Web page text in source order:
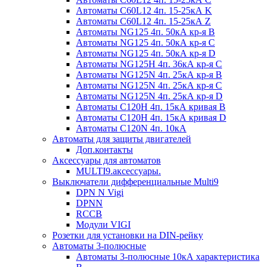
Автоматы C60L12 4п. 15-25кА K
Автоматы C60L12 4п. 15-25кА Z
Автоматы NG125 4п. 50кА кр-я B
Автоматы NG125 4п. 50кА кр-я C
Автоматы NG125 4п. 50кА кр-я D
Автоматы NG125H 4п. 36кА кр-я C
Автоматы NG125N 4п. 25кА кр-я B
Автоматы NG125N 4п. 25кА кр-я C
Автоматы NG125N 4п. 25кА кр-я D
Автоматы С120H 4п. 15кА кривая B
Автоматы С120H 4п. 15кА кривая D
Автоматы С120N 4п. 10кА
Автоматы для защиты двигателей
Доп.контакты
Аксессуары для автоматов
MULTI9.аксессуары.
Выключатели дифференциальные Multi9
DPN N Vigi
DPNN
RCCB
Модули VIGI
Розетки для установки на DIN-рейку
Автоматы 3-полюсные
Автоматы 3-полюсные 10кА характеристика